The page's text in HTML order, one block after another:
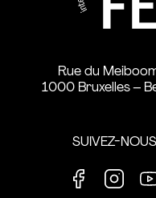
Rue du
1000 Bruxelles –
SUIVEZ-NOUS